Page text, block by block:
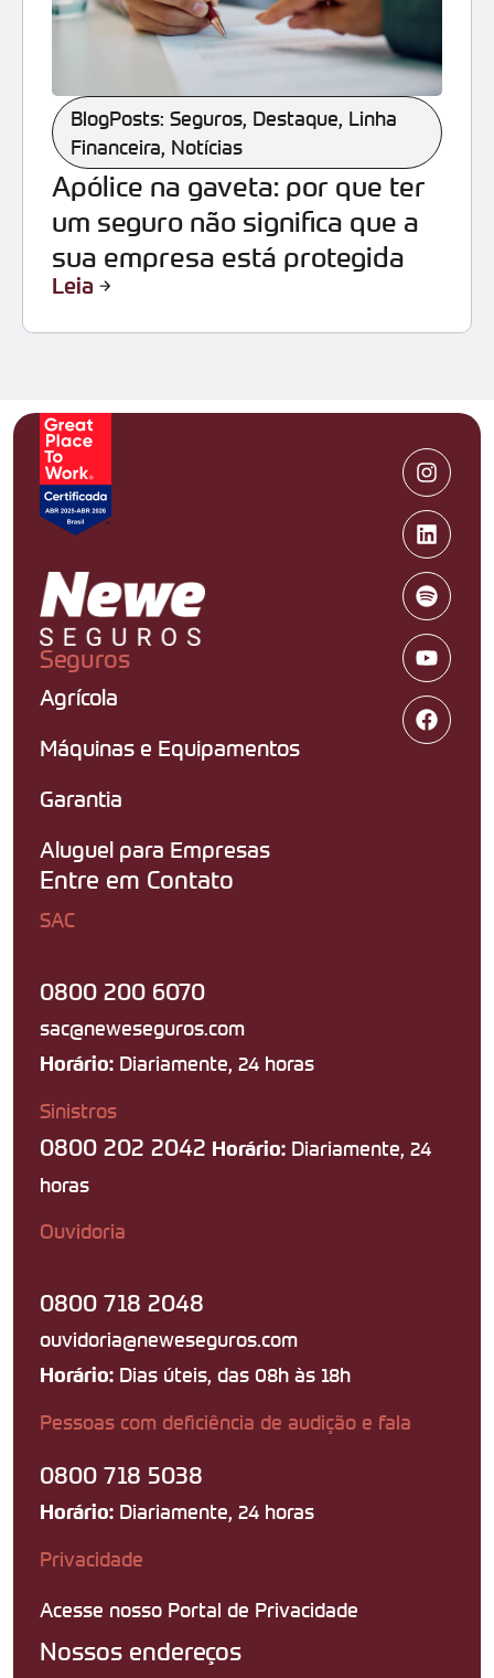
BlogPosts: Seguros, Destaque, Linha
Financeira, Notícias
Apólice na gaveta: por que ter
um seguro não significa que a
sua empresa está protegida
Leia
Seguros
Agrícola
Máquinas e Equipamentos
Garantia
Aluguel para Empresas
Entre em Contato
SAC
0800 200 6070
sac@neweseguros.com
Horário: Diariamente, 24 horas
Sinistros
0800 202 2042 Horário: Diariamente, 24
horas
Ouvidoria
0800 718 2048
ouvidoria@neweseguros.com
Horário: Dias úteis, das 08h às 18h
Pessoas com deficiência de audição e fala
0800 718 5038
Horário: Diariamente, 24 horas
Privacidade
Acesse nosso Portal de Privacidade
Nossos endereços